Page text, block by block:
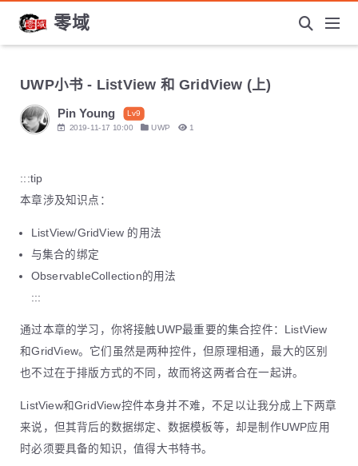
零域
UWP小书 - ListView 和 GridView (上)
Pin Young
Lv9
2019-11-17 10:00
UWP 1
:::tip
本章涉及知识点：
ListView/GridView 的用法
与集合的绑定
ObservableCollection的用法
:::
通过本章的学习，你将接触UWP最重要的集合控件：ListView
和GridView。它们虽然是两种控件，但原理相通，最大的区别
也不过在于排版方式的不同，故而将这两者合在一起讲。
ListView和GridView控件本身并不难，不足以让我分成上下两章
来说，但其背后的数据绑定、数据模板等，却是制作UWP应用
时必须要具备的知识，值得大书特书。